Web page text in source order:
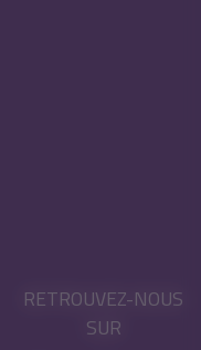
RETROUVEZ-NOUS
SUR